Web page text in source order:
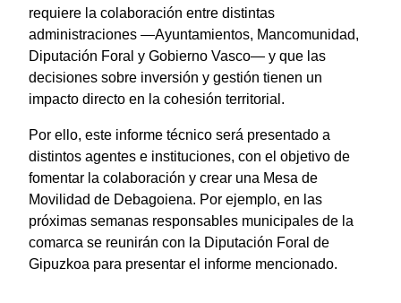
requiere la colaboración entre distintas
administraciones —Ayuntamientos, Mancomunidad,
Diputación Foral y Gobierno Vasco— y que las
decisiones sobre inversión y gestión tienen un
impacto directo en la cohesión territorial.
Por ello, este informe técnico será presentado a
distintos agentes e instituciones, con el objetivo de
fomentar la colaboración y crear una Mesa de
Movilidad de Debagoiena. Por ejemplo, en las
próximas semanas responsables municipales de la
comarca se reunirán con la Diputación Foral de
Gipuzkoa para presentar el informe mencionado.